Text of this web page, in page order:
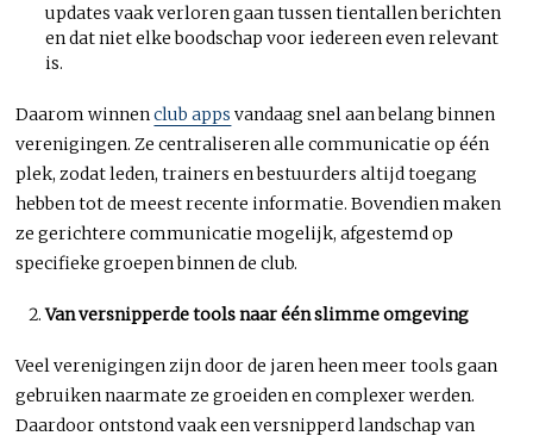
updates vaak verloren gaan tussen tientallen berichten
en dat niet elke boodschap voor iedereen even relevant
is.
Daarom winnenclub apps vandaag snel aan belang binnen
verenigingen. Ze centraliseren alle communicatie op één
plek, zodat leden, trainers en bestuurders altijd toegang
hebben tot de meest recente informatie. Bovendien maken
ze gerichtere communicatie mogelijk, afgestemd op
specifieke groepen binnen de club.
Van versnipperde tools naar één slimme omgeving
Veel verenigingen zijn door de jaren heen meer tools gaan
gebruiken naarmate ze groeiden en complexer werden.
Daardoor ontstond vaak een versnipperd landschap van